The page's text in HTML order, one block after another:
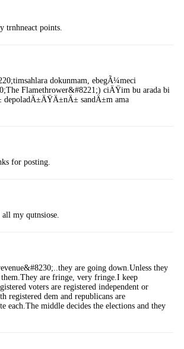
trnhneact points.
dokunmam, ebegÃ¼meci
Flamethrower&#8221;) ciÄŸim bu arada bi
depoladÄ±ÄŸÄ±nÄ± sandÄ±m ama
for posting.
all my qutnsiose.
are going down.Unless they
are fringe, very fringe.I keep
voters are registered independent or
registered dem and republicans are
middle decides the elections and they